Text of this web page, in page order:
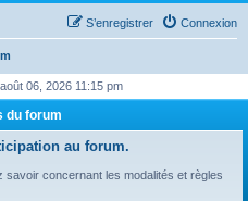
Connexion
S’enregistrer
06, 2026 11:15 pm
du forum
au forum.
savoir concernant les modalités et règles